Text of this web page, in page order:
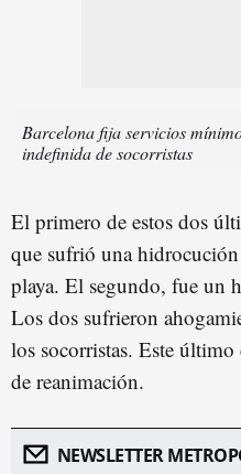
Barcelona fija servicios
indefinida de socorristas
El primero de estos dos
que sufrió una
playa. El segundo, fue un
Los dos sufrieron
los socorristas. Este
de reanimación.
NEWSLETTER